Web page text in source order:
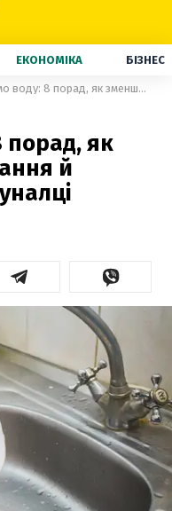
ЕКОНОМІКА БІЗНЕС
Економимо воду: 8 порад, як зменшити споживання й заощадити на комуналці
порад, як
й